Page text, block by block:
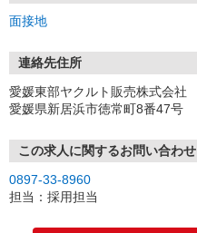
面接地
連絡先住所
愛媛東部ヤクルト販売株式会社
愛媛県新居浜市徳常町8番47号
この求人に関するお問い合わせ
0897-33-8960
担当：採用担当